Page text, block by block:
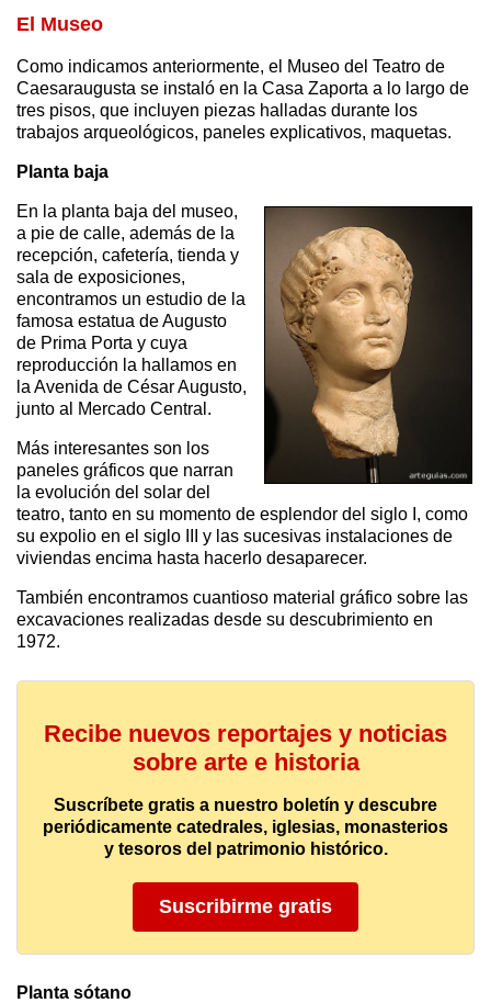
El Museo
Como indicamos anteriormente, el Museo del Teatro de
Caesaraugusta se instaló en la Casa Zaporta a lo largo de
tres pisos, que incluyen piezas halladas durante los
trabajos arqueológicos, paneles explicativos, maquetas.
Planta baja
En la planta baja del museo,
a pie de calle, además de la
recepción, cafetería, tienda y
sala de exposiciones,
encontramos un estudio de la
famosa estatua de Augusto
de Prima Porta y cuya
reproducción la hallamos en
la Avenida de César Augusto,
junto al Mercado Central.
Más interesantes son los
paneles gráficos que narran
la evolución del solar del
teatro, tanto en su momento de esplendor del siglo I, como
su expolio en el siglo III y las sucesivas instalaciones de
viviendas encima hasta hacerlo desaparecer.
También encontramos cuantioso material gráfico sobre las
excavaciones realizadas desde su descubrimiento en
1972.
Recibe nuevos reportajes y noticias
sobre arte e historia
Suscríbete gratis a nuestro boletín y descubre
periódicamente catedrales, iglesias, monasterios
y tesoros del patrimonio histórico.
Suscribirme gratis
Planta sótano